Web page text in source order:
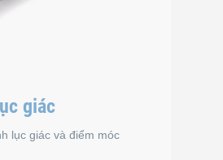
giác
lục giác và điểm móc